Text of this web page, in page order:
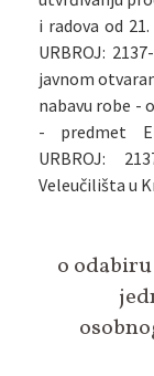
i radova od
URBROJ:
javnom
nabavu robe -
- predmet
URBROJ:
Veleučilišta u
o